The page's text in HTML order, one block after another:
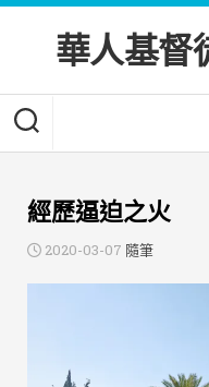
Skip
content華人基督
經歷逼迫之火
2020-03-07 隨筆